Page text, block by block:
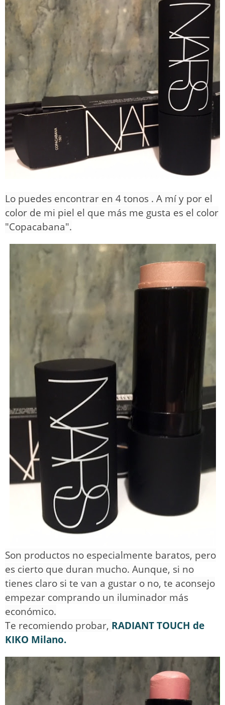
Lo puedes encontrar en 4 tonos . A mí y por el
color de mi piel el que más me gusta es el color
"Copacabana".
Son productos no especialmente baratos, pero
es cierto que duran mucho. Aunque, si no
tienes claro si te van a gustar o no, te aconsejo
empezar comprando un iluminador más
económico.
Te recomiendo probar, RADIANT TOUCH de
KIKO Milano.